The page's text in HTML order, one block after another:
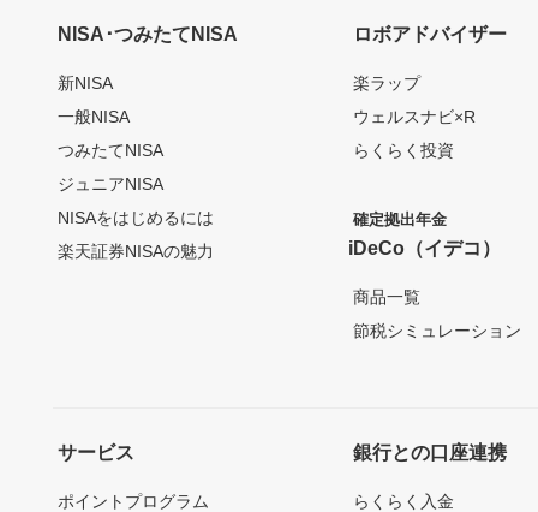
NISA･つみたてNISA
新NISA
一般NISA
つみたてNISA
ジュニアNISA
NISAをはじめるには
楽天証券NISAの魅力
ロボアドバイザー
楽ラップ
ウェルスナビ×R
らくらく投資
確定拠出年金
iDeCo（イデコ）
商品一覧
節税シミュレーション
サービス
ポイントプログラム
銀行との口座連携
らくらく入金